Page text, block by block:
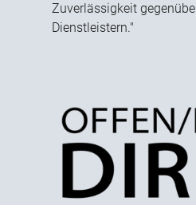
Zuverlässigkeit
Dienstleistern."